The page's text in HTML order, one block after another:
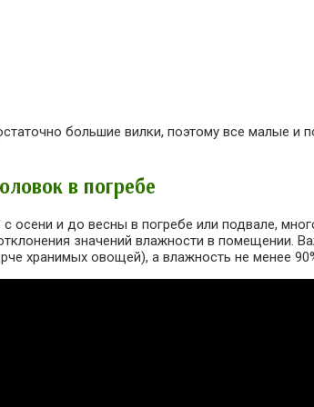
большие вилки, поэтому все малые
в погребе
осени и до весны в погребе или подвале,
значений влажности в помещении.
хранимых овощей), а влажность не менее